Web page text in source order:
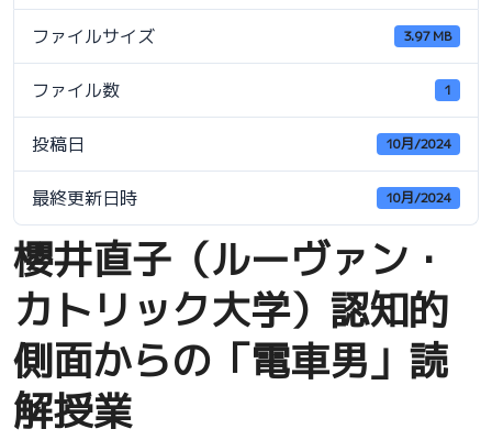
ファイルサイズ 3.97 MB
ファイル数 1
投稿日 10月/2024
最終更新日時 10月/2024
櫻井直子（ルーヴァン・
カトリック大学）認知的
側面からの「電車男」読
解授業